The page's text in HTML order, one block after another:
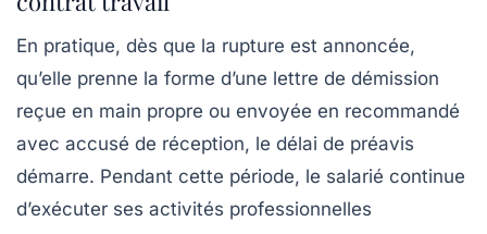
En pratique, dès que la rupture est annoncée,
qu’elle prenne la forme d’une lettre de démission
reçue en main propre ou envoyée en recommandé
avec accusé de réception, le délai de préavis
démarre. Pendant cette période, le salarié continue
d’exécuter ses activités professionnelles